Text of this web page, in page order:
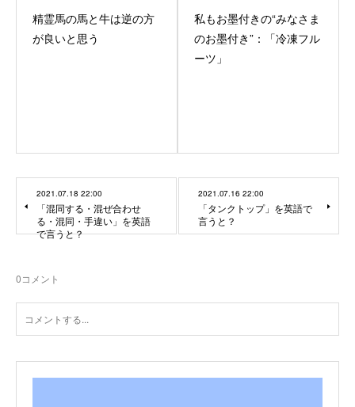
精霊馬の馬と牛は逆の方
が良いと思う
私もお墨付きの“みなさま
のお墨付き”：「冷凍フル
ーツ」
2021.07.18 22:00
「混同する・混ぜ合わせ
る・混同・手違い」を英語
で言うと？
2021.07.16 22:00
「タンクトップ」を英語で
言うと？
0コメント